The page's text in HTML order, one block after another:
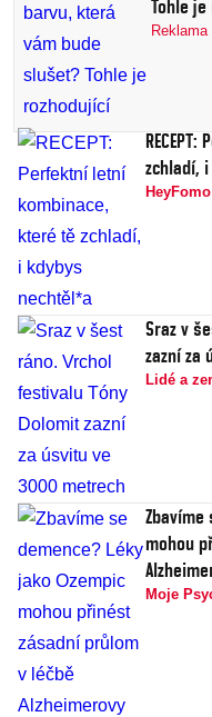
Tohle
Reklama
zchladí,
HeyFomo
Sraz v
zazní za
Lidé a
Zbavíme
mohou
Moje